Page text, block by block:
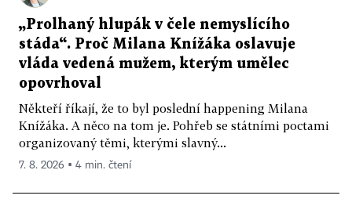
„Prolhaný hlupák v čele nemyslícího
stáda“. Proč Milana Knížáka oslavuje
vláda vedená mužem, kterým umělec
opovrhoval
Někteří říkají, že to byl poslední happening Milana
Knížáka. A něco na tom je. Pohřeb se státními poctami
organizovaný těmi, kterými slavný...
7. 8. 2026 ▪ 4 min. čtení